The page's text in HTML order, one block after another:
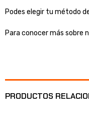
Podes elegir tu método
Para conocer más sobre
PRODUCTOS